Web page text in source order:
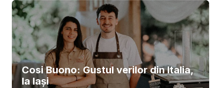
Cosi Buono: Gustul verilor din Italia,
la Iași